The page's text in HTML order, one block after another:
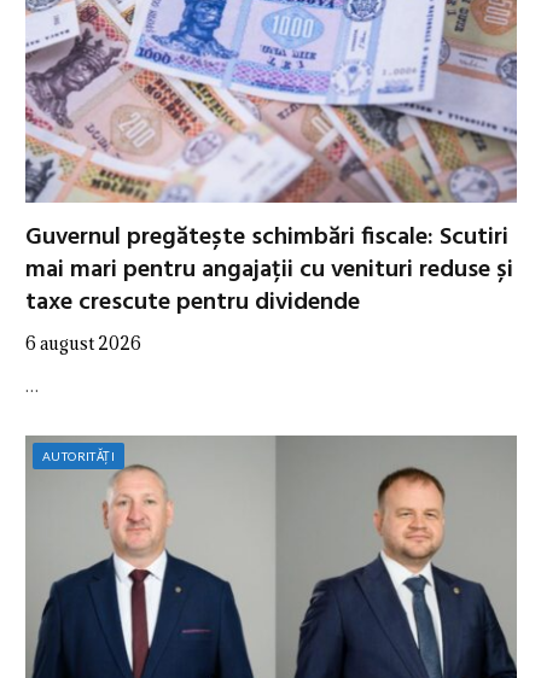
Guvernul pregătește schimbări fiscale: Scutiri
mai mari pentru angajații cu venituri reduse și
taxe crescute pentru dividende
6 august 2026
…
AUTORITĂȚI